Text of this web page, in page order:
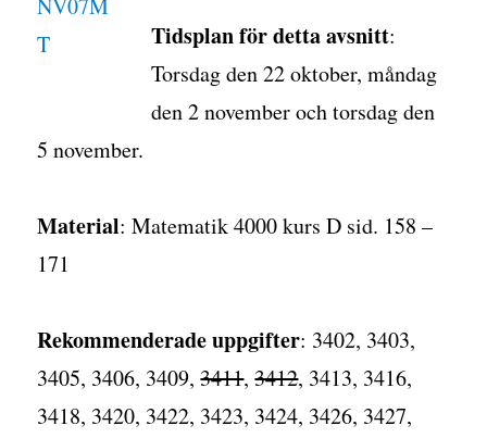
Tidsplan för detta avsnitt:
Torsdag den 22 oktober, måndag
den 2 november och torsdag den
5 november.
Material: Matematik 4000 kurs D sid. 158 –
171
Rekommenderade uppgifter: 3402, 3403,
3405, 3406, 3409,3411,3412, 3413, 3416,
3418, 3420, 3422, 3423, 3424, 3426, 3427,